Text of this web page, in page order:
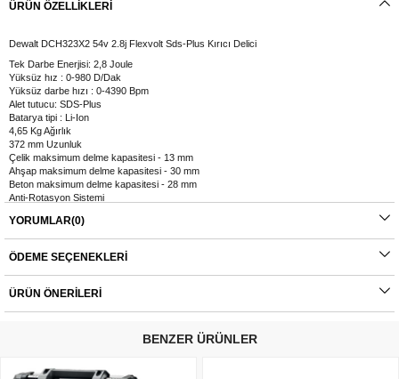
ÜRÜN ÖZELLIKLERI
Dewalt DCH323X2 54v 2.8j Flexvolt Sds-Plus Kırıcı Delici
Tek Darbe Enerjisi: 2,8 Joule
Yüksüz hız : 0-980 D/Dak
Yüksüz darbe hızı : 0-4390 Bpm
Alet tutucu: SDS-Plus
Batarya tipi : Li-Ion
4,65 Kg Ağırlık
372 mm Uzunluk
Çelik maksimum delme kapasitesi - 13 mm
Ahşap maksimum delme kapasitesi - 30 mm
Beton maksimum delme kapasitesi - 28 mm
Anti-Rotasyon Sistemi
Sağ-Sol Devir yönü değiştirme
Led Aydınlatma
Flexvolt Özellikli Akü (54V/3Ah-18V/9Ah) - 2 Adet
Şarj Cihazı - 1 Adet
Taşıma Çantası - 1 Adet
YORUMLAR(0)
ÖDEME SEÇENEKLERI
ÜRÜN ÖNERILERI
BENZER ÜRÜNLER